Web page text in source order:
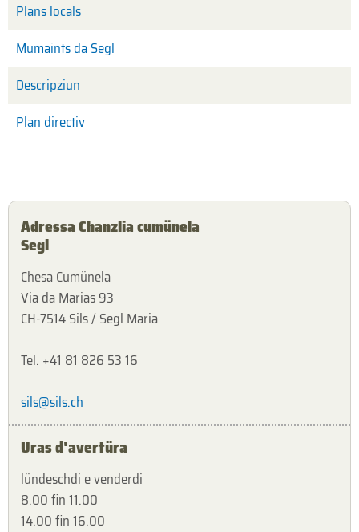
Plans locals
Mumaints da Segl
Descripziun
Plan directiv
Adressa Chanzlia cumünela
Segl
Chesa Cumünela
Via da Marias 93
CH-7514 Sils / Segl Maria
Tel. +41 81 826 53 16
sils@sils.ch
Uras d'avertüra
lündeschdi e venderdi
8.00 fin 11.00
14.00 fin 16.00